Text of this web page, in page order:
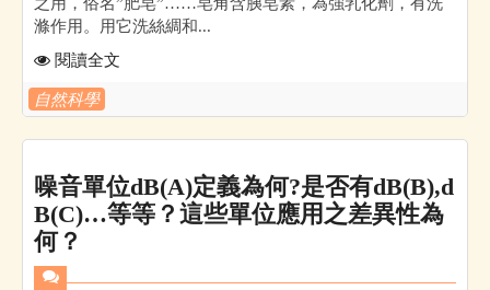
滌作用。用它洗絲綢和...
閱讀全文
自然科學
噪音單位dB(A)定義為何?是否有dB(B),d
B(C)…等等？這些單位應用之差異性為
何？